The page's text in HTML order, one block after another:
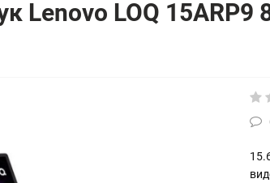
Lenovo LOQ 15ARP9